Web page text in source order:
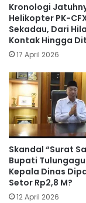
Kronologi
Helikopter PK-
Sekadau, Dari
Kontak Hingga
17 April 2026
Skandal “Surat
Bupati
Kepala Dinas
Setor Rp2,8 M?
12 April 2026